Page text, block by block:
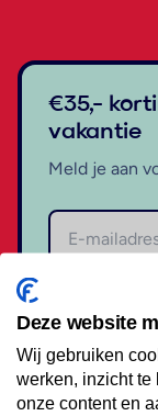
€35,-
vakantie
Meld je aan
Volg ons op
Deze website
Wij gebruiken
werken, inzicht te
onze content en